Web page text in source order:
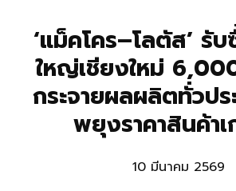
‘แม็คโคร–โลตัส’ รั
ใหญ่เชียงใหม่
กระจายผลผลิตทั่วปร
พยุงราคาสินค้า
10 มีนาคม 2569